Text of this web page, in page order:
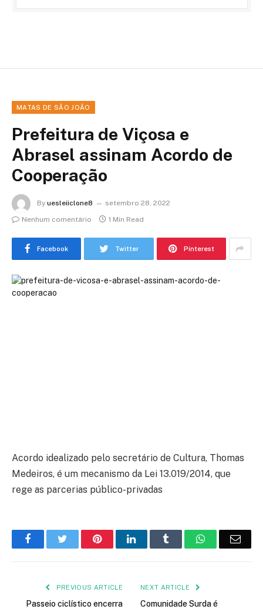
MATAS DE SÃO JOÃO
Prefeitura de Viçosa e
Abrasel assinam Acordo de
Cooperação
By uesleiiclone8
setembro 28, 2022
Nenhum comentário
1 Min Read
Facebook Twitter Pinterest
Acordo idealizado pelo secretário de Cultura, Thomas
Medeiros, é um mecanismo da Lei 13.019/2014, que
rege as parcerias público-privadas
FacebookTwitter PinterestLinkedIn Tumblr WhatsApp
PREVIOUS ARTICLE
Passeio ciclístico encerra
NEXT ARTICLE
Comunidade Surda é